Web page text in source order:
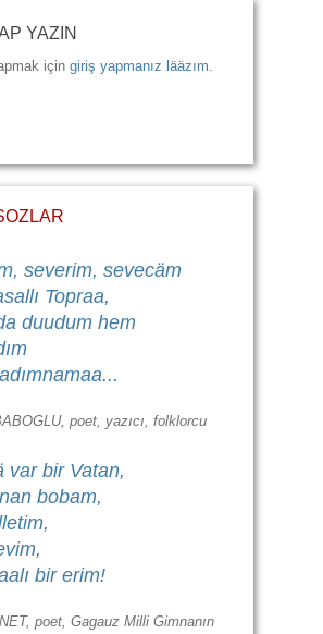
YAZIN
için giriş yapmanız lääzım
severim, sevecäm
Topraa,
duudum hem
poet, yazıcı, folklorcu
var bir Vatan,
bobam,
bir erim!
poet, Gagauz Milli Gimnanın